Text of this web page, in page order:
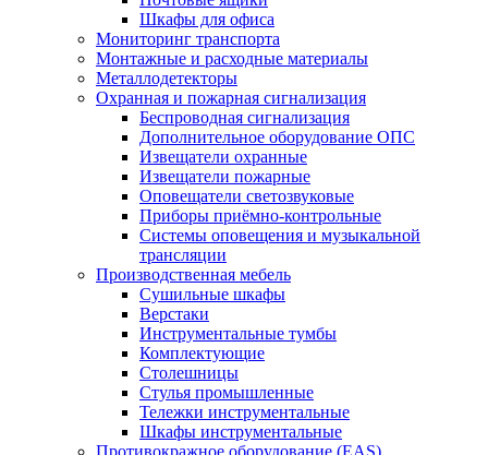
Шкафы для офиса
Мониторинг транспорта
Монтажные и расходные материалы
Металлодетекторы
Охранная и пожарная сигнализация
Беспроводная сигнализация
Дополнительное оборудование ОПС
Извещатели охранные
Извещатели пожарные
Оповещатели светозвуковые
Приборы приёмно-контрольные
Системы оповещения и музыкальной
трансляции
Производственная мебель
Cушильные шкафы
Верстаки
Инструментальные тумбы
Комплектующие
Столешницы
Стулья промышленные
Тележки инструментальные
Шкафы инструментальные
Противокражное оборудование (EAS)